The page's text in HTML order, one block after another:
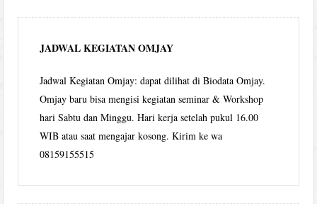
JADWAL KEGIATAN OMJAY
Jadwal Kegiatan Omjay: dapat dilihat di Biodata Omjay.
Omjay baru bisa mengisi kegiatan seminar & Workshop
hari Sabtu dan Minggu. Hari kerja setelah pukul 16.00
WIB atau saat mengajar kosong. Kirim ke wa
08159155515